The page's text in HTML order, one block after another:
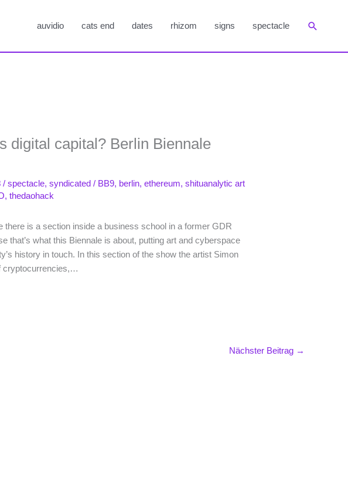
auvidio cats end dates rhizom signs spectacle Suchen
digital capital? Berlin Biennale
/spectacle,syndicated / BB9, berlin,ethereum,shituanalytic art
,thedaohack
there is a section inside a business school in a former GDR
that’s what this Biennale is about, putting art and cyberspace
history in touch. In this section of the show the artist Simon
cryptocurrencies,…
Nächster Beitrag →